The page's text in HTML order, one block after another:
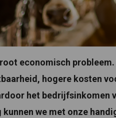
economisch
hogere kosten
het bedrijfsinkomen
kunnen we met onze